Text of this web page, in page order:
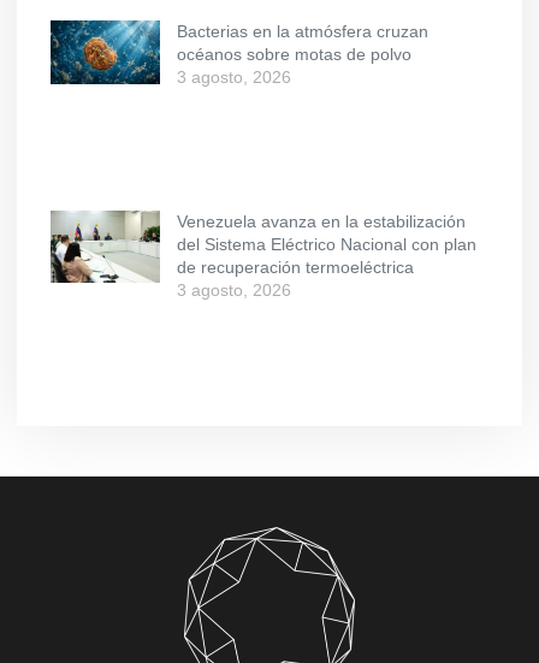
Bacterias en la atmósfera cruzan
océanos sobre motas de polvo
3 agosto, 2026
Venezuela avanza en la estabilización
del Sistema Eléctrico Nacional con plan
de recuperación termoeléctrica
3 agosto, 2026